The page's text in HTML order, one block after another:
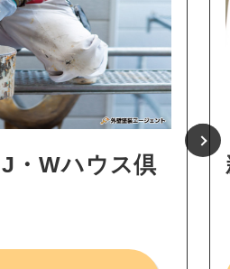
Wハウス倶